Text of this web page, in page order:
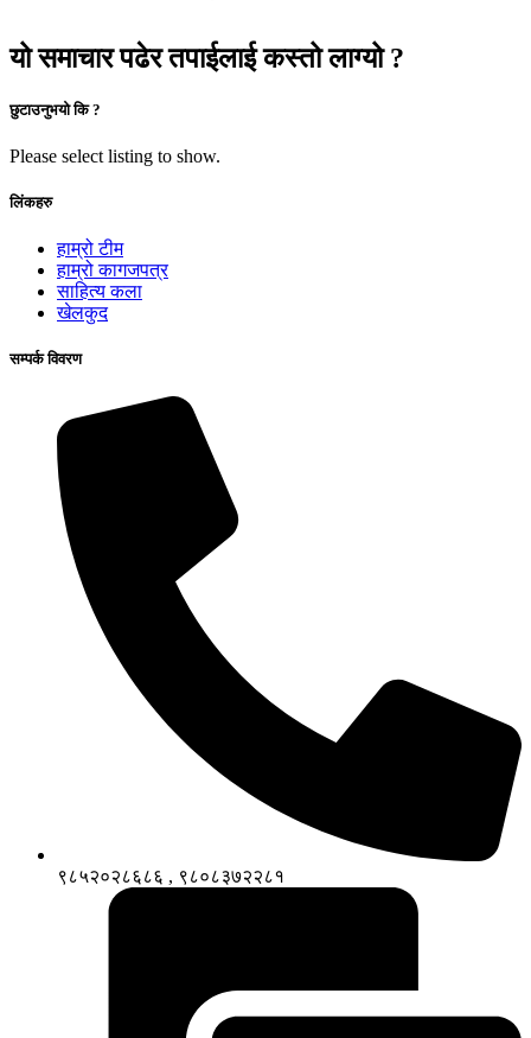
यो समाचार पढेर तपाईलाई कस्तो लाग्यो ?
छुटाउनुभयो कि ?
Please select listing to show.
लिंकहरु
हाम्रो टीम
हाम्रो कागजपत्र
साहित्य कला
खेलकुद
सम्पर्क विवरण
९८५२०२८६८६ , ९८०८३७२२८१